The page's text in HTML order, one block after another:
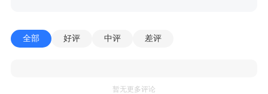
全部 好评 中评 差评
暂无更多评论